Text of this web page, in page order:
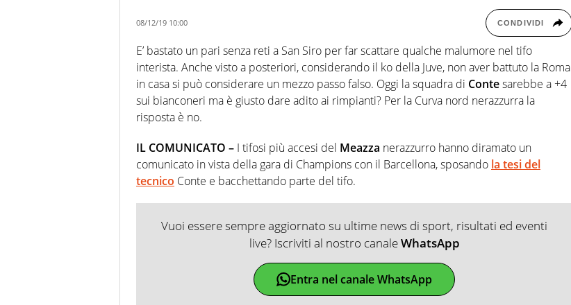
08/12/19 10:00 CONDIVIDI
E’ bastato un pari senza reti a San Siro per far scattare qualche malumore nel tifo
interista. Anche visto a posteriori, considerando il ko della Juve, non aver battuto la Roma
in casa si può considerare un mezzo passo falso. Oggi la squadra di Contesarebbe a +4
sui bianconeri ma è giusto dare adito ai rimpianti? Per la Curva nord nerazzurra la
risposta è no.
IL COMUNICATO – I tifosi più accesi del Meazza nerazzurro hanno diramato un
comunicato in vista della gara di Champions con il Barcellona, sposando la tesi del
tecnico Conte e bacchettando parte del tifo.
Vuoi essere sempre aggiornato su ultime news di sport, risultati ed eventi
live? Iscriviti al nostro canaleWhatsApp
Entra nel canale WhatsApp